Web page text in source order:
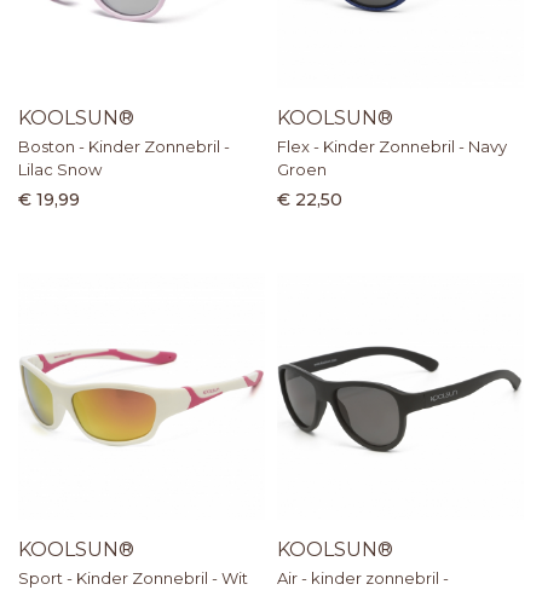
KOOLSUN®
Boston - Kinder Zonnebril -
Lilac Snow
€ 19,99
KOOLSUN®
Flex - Kinder Zonnebril - Navy
Groen
€ 22,50
KOOLSUN®
Sport - Kinder Zonnebril - Wit
KOOLSUN®
Air - kinder zonnebril -